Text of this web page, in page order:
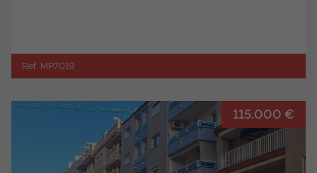
Ref. MP7019
115.000 €